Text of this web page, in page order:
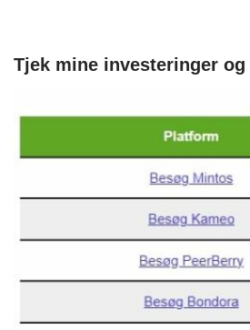
Tjek mine investeringer